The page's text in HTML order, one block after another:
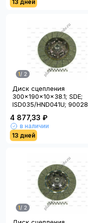
13 дней
1/ 2
Диск сцепления
300x190x10x38.1; SDE;
ISD035/HND041U; 90028
4 877,33 ₽
в наличии
13 дней
1/ 2